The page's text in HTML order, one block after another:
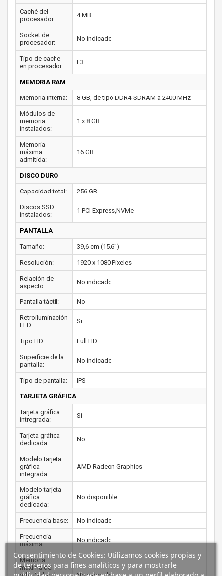
Caché del
procesador:
4 MB
Socket de
procesador:
No indicado
Tipo de cache
en procesador:
L3
MEMORIA RAM
Memoria interna: 8 GB, de tipo DDR4-SDRAM a 2400 MHz
Módulos de
memoria
instalados:
1 x 8 GB
Memoria
máxima
admitida:
16 GB
DISCO DURO
Capacidad total: 256 GB
Discos SSD
instalados:
1 PCI Express,NVMe
PANTALLA
Tamaño: 39,6 cm (15.6")
Resolución: 1920 x 1080 Pixeles
Relación de
aspecto:
No indicado
Pantalla táctil: No
Retroiluminación
LED:
Si
Tipo HD: Full HD
Superficie de la
pantalla:
No indicado
Tipo de pantalla: IPS
TARJETA GRÁFICA
Tarjeta gráfica
intregrada:
Si
Tarjeta gráfica
dedicada:
No
Modelo tarjeta
gráfica
integrada:
AMD Radeon Graphics
Modelo tarjeta
gráfica
dedicada:
No disponible
Frecuencia base: No indicado
Frecuencia
máxima:
No indicado
Memoria
máxima del
Consentimiento de Cookies: Utilizamos cookies propias y
de terceros para fines analíticos y para mostrarle